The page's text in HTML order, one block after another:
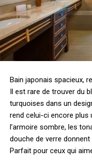
Bain japonais spacieux,
Il est rare de trouver du
turquoises dans un
rend celui-ci encore plus
l’armoire sombre, les
douche de verre
Parfait pour ceux qui